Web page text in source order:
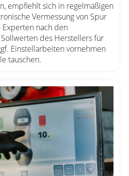
empfiehlt sich in regelmäßigen
Vermessung von Spur
nach den
des Herstellers für
Einstellarbeiten vornehmen
tauschen.